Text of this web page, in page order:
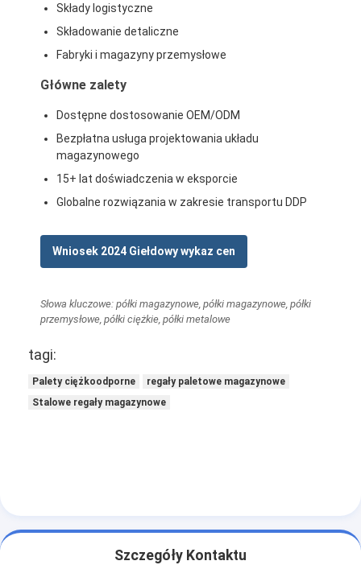
Filmy
O nas
Kontrola jakości
Skontaktuj się z nami
Nowości
Sprawy
Poproś o wycenę
Wyposażenie w palety magazynowe
Regał magazynowy
Wjedź na regały
Składy logistyczne
Składowanie detaliczne
Fabryki i magazyny przemysłowe
Główne zalety
Dostępne dostosowanie OEM/ODM
Bezpłatna usługa projektowania układu
magazynowego
15+ lat doświadczenia w eksporcie
Globalne rozwiązania w zakresie transportu DDP
Wniosek 2024 Giełdowy wykaz cen
Słowa kluczowe: półki magazynowe, półki magazynowe, półki
przemysłowe, półki ciężkie, półki metalowe
tagi:
Palety ciężkoodporne
regały paletowe magazynowe
Stalowe regały magazynowe
Szczegóły Kontaktu